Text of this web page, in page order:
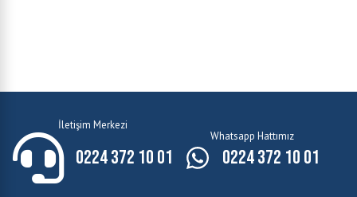
İletişim Merkezi
0224 372 10 01
Whatsapp Hattımız
0224 372 10 01